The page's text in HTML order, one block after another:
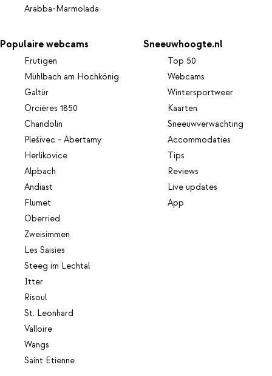
Arabba-Marmolada
Populaire webcams
Frutigen
Mühlbach am Hochkönig
Galtür
Orcières 1850
Chandolin
Plešivec - Abertamy
Herlikovice
Alpbach
Andiast
Flumet
Oberried
Zweisimmen
Les Saisies
Steeg im Lechtal
Itter
Risoul
St. Leonhard
Valloire
Wangs
Saint Etienne
Sneeuwhoogte.nl
Top 50
Webcams
Wintersportweer
Kaarten
Sneeuwverwachting
Accommodaties
Tips
Reviews
Live updates
App